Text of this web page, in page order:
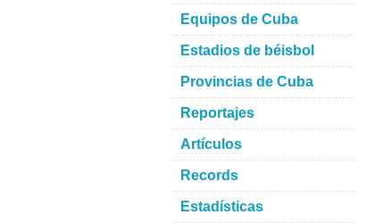
Equipos de Cuba
Estadios de béisbol
Provincias de Cuba
Reportajes
Artículos
Records
Estadísticas